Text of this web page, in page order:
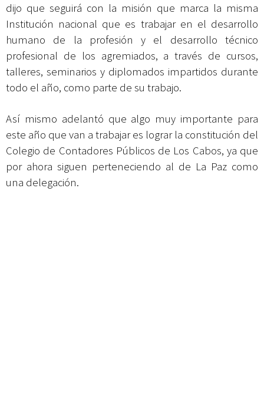
dijo que seguirá con la misión que marca la misma
Institución nacional que es trabajar en el desarrollo
humano de la profesión y el desarrollo técnico
profesional de los agremiados, a través de cursos,
talleres, seminarios y diplomados impartidos durante
todo el año, como parte de su trabajo.
Así mismo adelantó que algo muy importante para
este año que van a trabajar es lograr la constitución del
Colegio de Contadores Públicos de Los Cabos, ya que
por ahora siguen perteneciendo al de La Paz como
una delegación.